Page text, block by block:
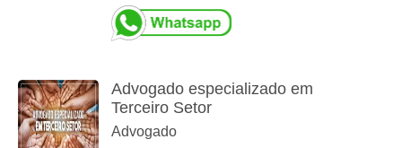
Advogado especializado em
Terceiro Setor
Advogado